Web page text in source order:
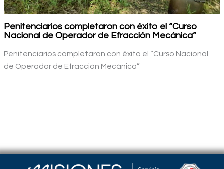
Penitenciarios completaron con éxito el “Curso
Nacional de Operador de Efracción Mecánica”
Penitenciarios completaron con éxito el “Curso Nacional
de Operador de Efracción Mecánica”